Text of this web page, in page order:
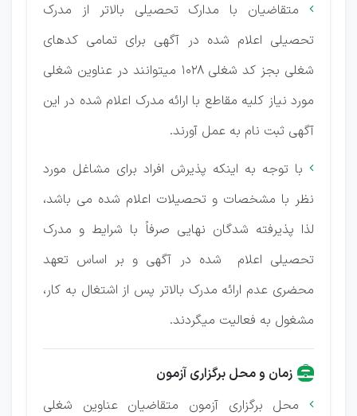

متقاضیان با مدارک تحصیلی بالاتر از مدرک
تحصیلی اعلام شده در آگهی برای تمامی کدهای
شغلی بجز کد شغلی 1028 میتوانند در عناوین شغلی
مورد نیاز کلیه مقاطع با ارائه مدرک اعلام شده در این
آگهی ثبت نام به عمل آورند.
 با توجه به اینکه پذیرش افراد برای مشاغل مورد
نظر با مشخصات و تحصیلات اعلام شده می باشد،
لذا پذیرفته شدگان نهایی صرفاً با شرایط و مدرک
تحصیلی اعلام شده در آگهی و بر اساس تعهد
محضری عدم ارائه مدرک بالاتر پس از اشتغال به کار،
مشغول به فعالیت میگردند.
زمان و محل برگزاری آزمون

محل برگزاری آزمون متقاضیان عناوین شغلی